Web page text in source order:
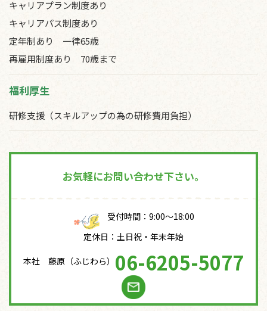
キャリアプラン制度あり
キャリアパス制度あり
定年制あり 一律65歳
再雇用制度あり 70歳まで
福利厚生
研修支援（スキルアップの為の研修費用負担）
お気軽にお問い合わせ下さい。
受付時間：9:00～18:00
定休日：土日祝・年末年始
本社 藤原（ふじわら） 06-6205-5077